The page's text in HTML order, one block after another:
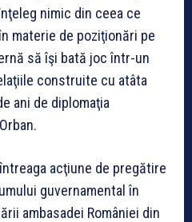
nimic din ceea ce
materie de poziţionări pe
să îşi bată joc într-un
construite cu atâta
ani de diplomaţia
acţiune de pregătire
guvernamental în
ambasadei României din